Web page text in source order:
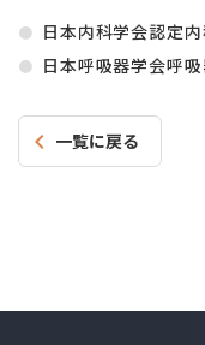
日本内科学会認定
日本呼吸器学会呼
一覧に戻る